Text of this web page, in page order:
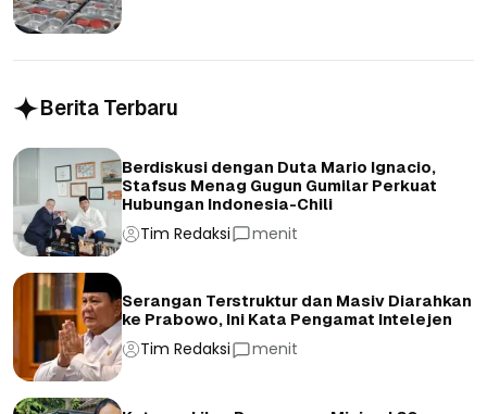
Berita Terbaru
Berdiskusi dengan Duta Mario Ignacio,
Stafsus Menag Gugun Gumilar Perkuat
Hubungan Indonesia-Chili
Tim Redaksi menit
Serangan Terstruktur dan Masiv Diarahkan
ke Prabowo, Ini Kata Pengamat Intelejen
Tim Redaksi menit